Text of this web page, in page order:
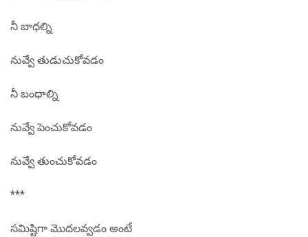
నీ బాధల్ని
నువ్వే తుడుచుకోవడం
నీ బంధాల్ని
నువ్వే పెంచుకోవడం
నువ్వే తుంచుకోవడం
***
సమిష్టిగా మొదలవ్వడం అంటే